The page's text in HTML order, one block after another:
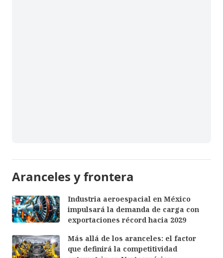
Aranceles y frontera
Industria aeroespacial en México
impulsará la demanda de carga con
exportaciones récord hacia 2029
Más allá de los aranceles: el factor
que definirá la competitividad